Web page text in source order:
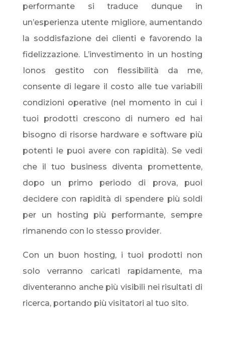
performante si traduce dunque in
un’esperienza utente migliore, aumentando
la soddisfazione dei clienti e favorendo la
fidelizzazione. L’investimento in un hosting
Ionos gestito con flessibilità da me,
consente di legare il costo alle tue variabili
condizioni operative (nel momento in cui i
tuoi prodotti crescono di numero ed hai
bisogno di risorse hardware e software più
potenti le puoi avere con rapidità). Se vedi
che il tuo business diventa promettente,
dopo un primo periodo di prova, puoi
decidere con rapidità di spendere più soldi
per un hosting più performante, sempre
rimanendo con lo stesso provider.
Con un buon hosting, i tuoi prodotti non
solo verranno caricati rapidamente, ma
diventeranno anche più visibili nei risultati di
ricerca, portando più visitatori al tuo sito.